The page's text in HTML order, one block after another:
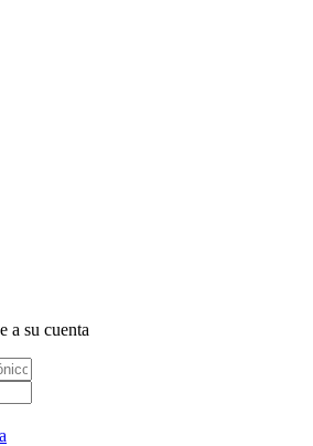
a su cuenta